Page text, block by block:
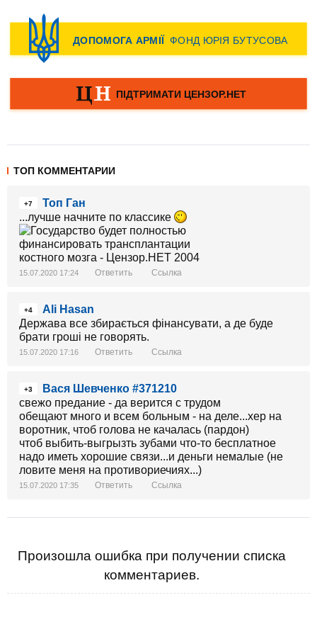
ТОП КОММЕНТАРИИ
+7
Топ Ган
...лучше начните по классике
15.07.2020 17:24 Ответить Ссылка
+4
Ali Hasan
Держава все збирається фінансувати, а де буде
брати гроші не говорять.
15.07.2020 17:16 Ответить Ссылка
+3
Вася Шевченко #371210
свежо предание - да верится с трудом
обещают много и всем больным - на деле...хер на
воротник, чтоб голова не качалась (пардон)
чтоб выбить-выгрызть зубами что-то бесплатное
надо иметь хорошие связи...и деньги немалые (не
ловите меня на противориечиях...)
15.07.2020 17:35 Ответить Ссылка
Произошла ошибка при получении списка
комментариев.